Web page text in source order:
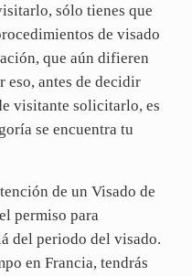
sólo tienes que
de visado
que aún difieren
eso, antes de decidir
visitante solicitarlo, es
se encuentra tu
de un Visado de
permiso para
del periodo del visado.
en Francia, tendrás